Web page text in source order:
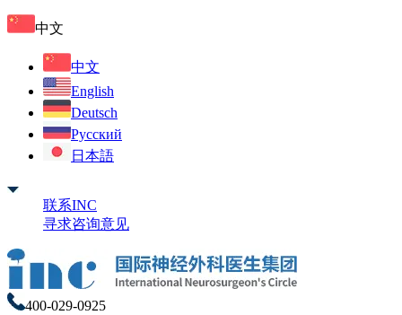
中文
中文
English
Deutsch
Русский
日本語
联系INC
寻求咨询意见
400-029-0925